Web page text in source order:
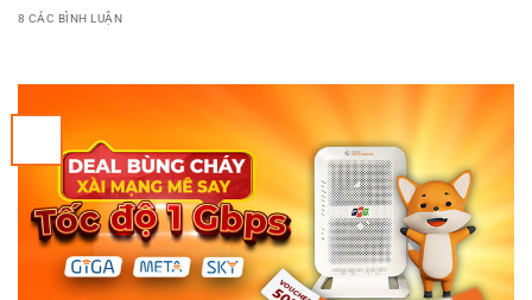
8 CÁC BÌNH LUẬN